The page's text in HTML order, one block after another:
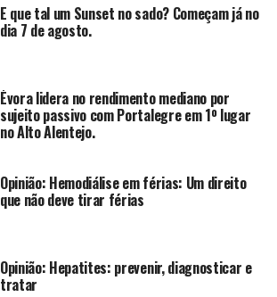
E que tal um Sunset no sado? Começam já no
dia 7 de agosto.
Évora lidera no rendimento mediano por
sujeito passivo com Portalegre em 1º lugar
no Alto Alentejo.
Opinião: Hemodiálise em férias: Um direito
que não deve tirar férias
Opinião: Hepatites: prevenir, diagnosticar e
tratar